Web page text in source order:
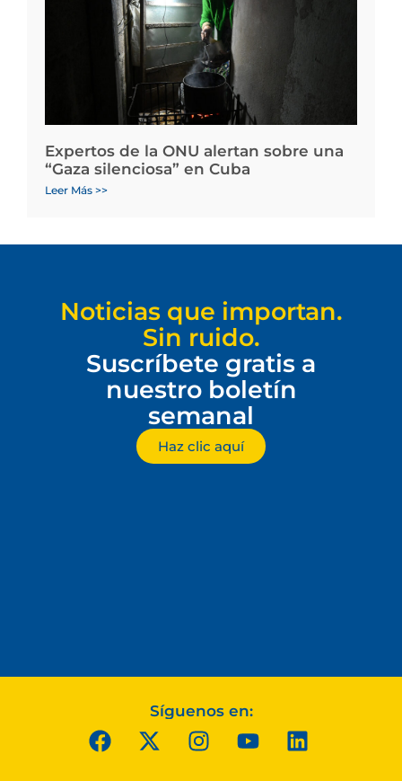
Expertos de la ONU alertan sobre una
“Gaza silenciosa” en Cuba
Leer Más >>
Noticias que importan.
Sin ruido.
Suscríbete gratis a
nuestro boletín
semanal
Haz clic aquí
Síguenos en: